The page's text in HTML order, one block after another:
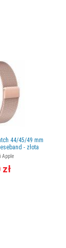
44/45/49 mm
- złota
Apple